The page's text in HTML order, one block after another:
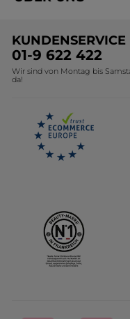
Black Friday Yves
Geschenkideen Yves
Kollektion Monoi Yves
Umweltstiftung YR
Affiliate Programm
KUNDENSERVICE
01-9 622 422
Wir sind von Montag bis
da!